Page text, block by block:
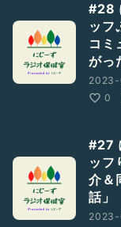
#28
ッフ
コミ
がっ
0
#27
ッフ
介＆
話」